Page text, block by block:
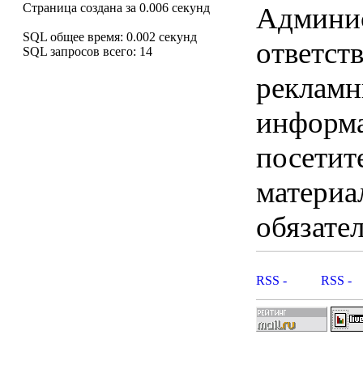
Страница создана за 0.006 секунд
SQL общее время: 0.002 секунд
SQL запросов всего: 14